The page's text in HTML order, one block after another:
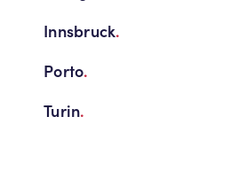
Innsbruck.
Porto.
Turin.